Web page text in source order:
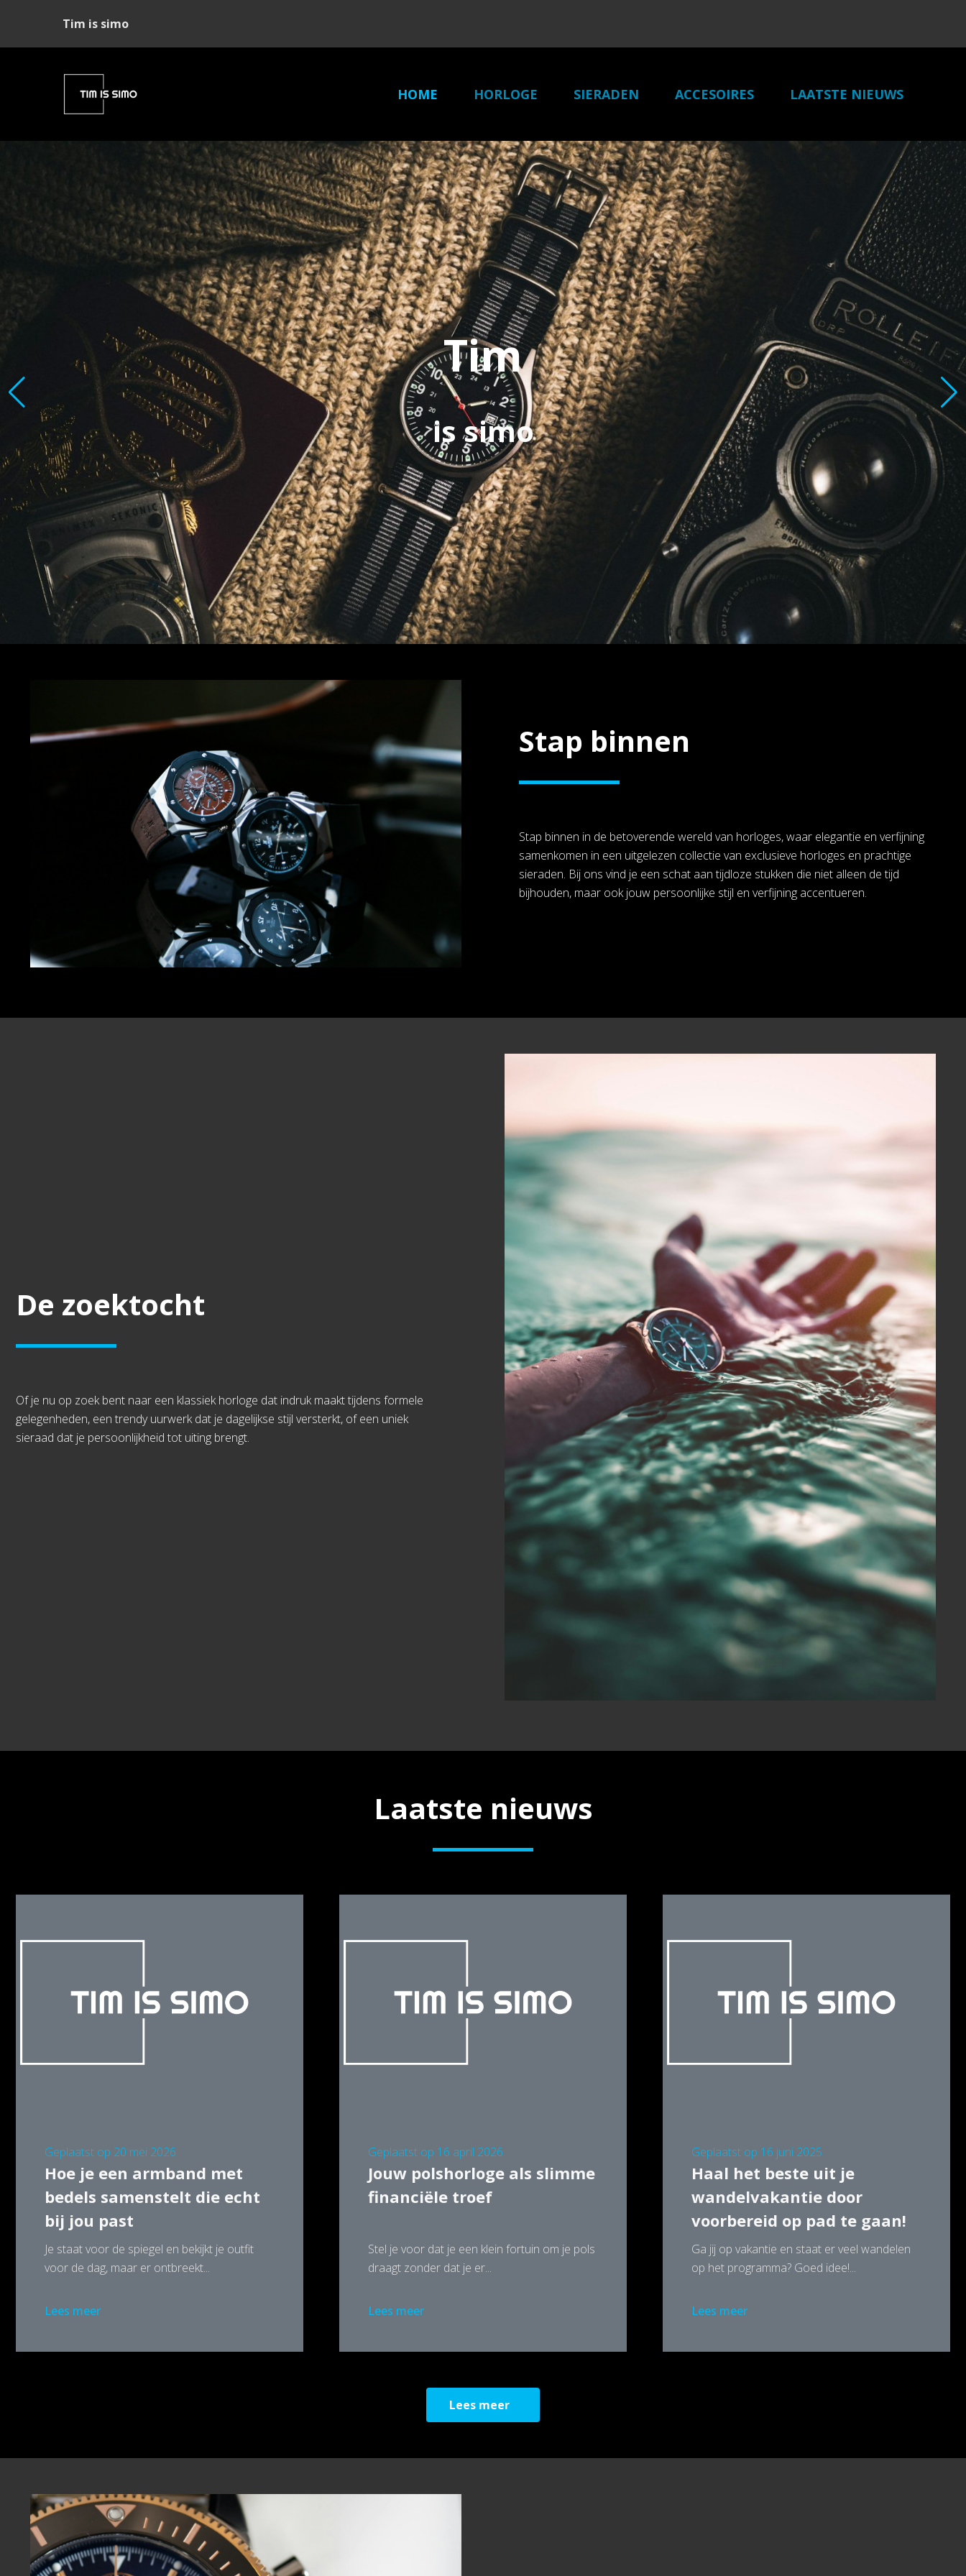
Tim is simo
HOME HORLOGE SIERADEN ACCESOIRES LAATSTE NIEUWS
ONZE PARTNERS
Tim
is simo
Stap binnen
Stap binnen in de betoverende wereld van horloges, waar elegantie en verfijning
samenkomen in een uitgelezen collectie van exclusieve horloges en prachtige
sieraden. Bij ons vind je een schat aan tijdloze stukken die niet alleen de tijd
bijhouden, maar ook jouw persoonlijke stijl en verfijning accentueren.
De zoektocht
Of je nu op zoek bent naar een klassiek horloge dat indruk maakt tijdens formele
gelegenheden, een trendy uurwerk dat je dagelijkse stijl versterkt, of een uniek
sieraad dat je persoonlijkheid tot uiting brengt.
Laatste nieuws
Geplaatst op 20 mei 2026
Hoe je een armband met
bedels samenstelt die echt
bij jou past
Je staat voor de spiegel en bekijkt je outfit
voor de dag, maar er ontbreekt...
Lees meer
Geplaatst op 16 april 2026
Jouw polshorloge als slimme
financiële troef
Stel je voor dat je een klein fortuin om je pols
draagt zonder dat je er...
Lees meer
Geplaatst op 16 juni 2025
Haal het beste uit je
wandelvakantie door
voorbereid op pad te gaan!
Ga jij op vakantie en staat er veel wandelen
op het programma? Goed idee!...
Lees meer
Lees meer